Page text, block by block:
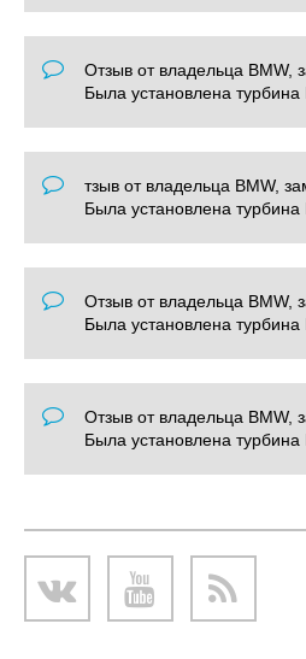
Отзыв от владельца BMW,
Была установлена турбина
тзыв от владельца BMW,
Была установлена турбина
Отзыв от владельца BMW,
Была установлена турбина
Отзыв от владельца BMW,
Была установлена турбина